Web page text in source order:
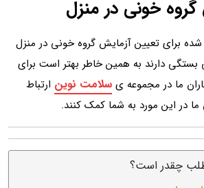
خونی در منزل
شده برای تعیین آزمایش گروه خونی در منزل
بستگی دارند به همین خاطر بهتر است برای
ما در مجموعه ی سلامت نوین ارتباط
ما در این مورد به شما کمک کنند.
چقدر است؟